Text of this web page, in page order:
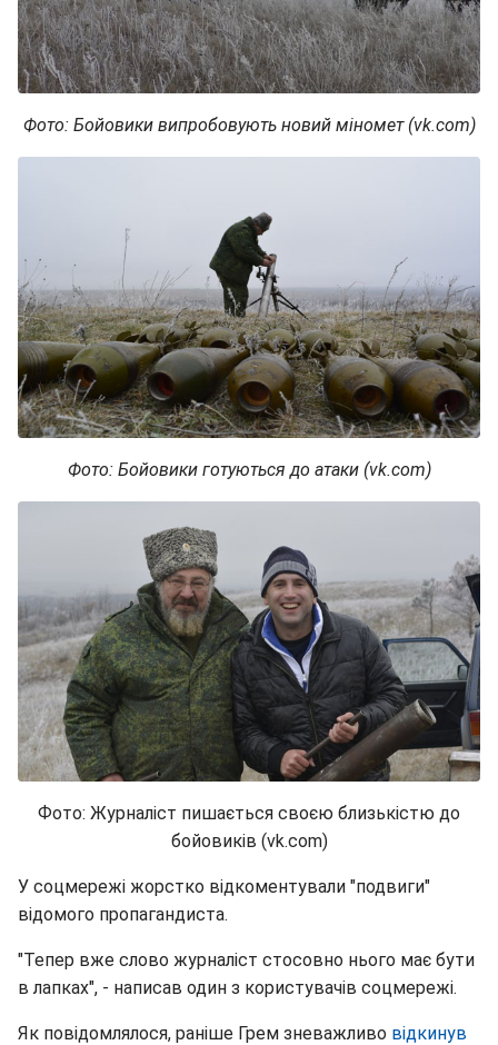
Фото: Бойовики випробовують новий міномет (vk.com)
Фото: Бойовики готуються до атаки (vk.com)
Фото: Журналіст пишається своєю близькістю до
бойовиків (vk.com)
У соцмережі жорстко відкоментували "подвиги"
відомого пропагандиста.
"Тепер вже слово журналіст стосовно нього має бути
в лапках", - написав один з користувачів соцмережі.
Як повідомлялося, раніше Грем зневажливо відкинув